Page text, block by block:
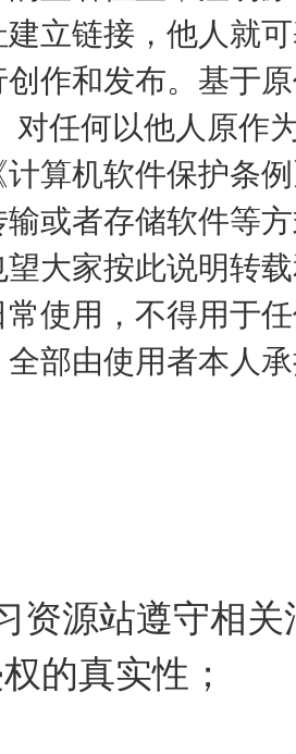
立链接，他人就
作和发布。基于
对任何以他人原作
算机软件保护条
或者存储软件等
大家按此说明转
常使用，不得用于
部由使用者本人
资源站遵守相
的真实性；